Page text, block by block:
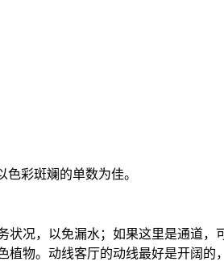
彩斑斓的单数为佳。
况，以免漏水；如果这里是通道，
物。动线客厅的动线最好是开阔的